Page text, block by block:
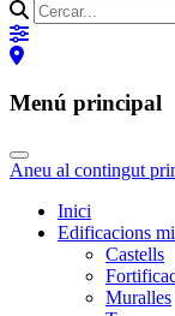
Menú principal
Aneu al contingut
Inici
Edificacions
Castells
Muralles